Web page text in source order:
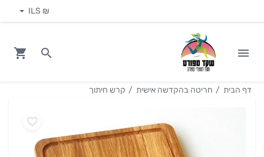
₪ ILS
דף הבית חריטה בהקדשה אישית קרש חיתוך